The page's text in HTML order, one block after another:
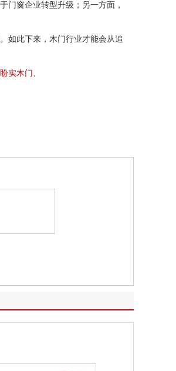
门窗企业转型升级；另一方面，
如此下来，木门行业才能会从追
实木门 、